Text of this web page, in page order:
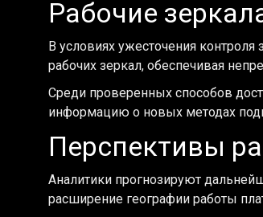
Рабочие
В условиях ужесточения
рабочих зеркал, обеспечивая
Среди проверенных способов
информацию о новых методах
Перспективы
Аналитики прогнозируют
расширение географии работы